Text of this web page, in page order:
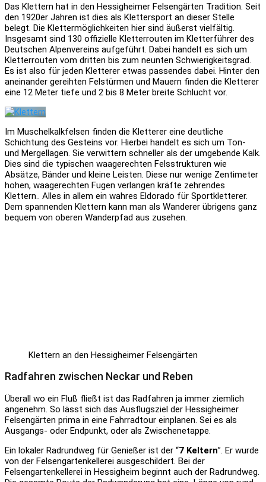
Das Klettern hat in den Hessigheimer Felsengärten Tradition. Seit
den 1920er Jahren ist dies als Klettersport an dieser Stelle
belegt. Die Klettermöglichkeiten hier sind äußerst vielfältig.
Insgesamt sind 130 offizielle Kletterrouten im Kletterführer des
Deutschen Alpenvereins aufgeführt. Dabei handelt es sich um
Kletterrouten vom dritten bis zum neunten Schwierigkeitsgrad.
Es ist also für jeden Kletterer etwas passendes dabei. Hinter den
aneinander gereihten Felstürmen und Mauern finden die Kletterer
eine 12 Meter tiefe und 2 bis 8 Meter breite Schlucht vor.
Im Muschelkalkfelsen finden die Kletterer eine deutliche
Schichtung des Gesteins vor. Hierbei handelt es sich um Ton-
und Mergellagen. Sie verwittern schneller als der umgebende Kalk.
Dies sind die typischen waagerechten Felsstrukturen wie
Absätze, Bänder und kleine Leisten. Diese nur wenige Zentimeter
hohen, waagerechten Fugen verlangen kräfte zehrendes
Klettern.. Alles in allem ein wahres Eldorado für Sportkletterer.
Dem spannenden Klettern kann man als Wanderer übrigens ganz
bequem von oberen Wanderpfad aus zusehen.
Klettern an den Hessigheimer Felsengärten
Radfahren zwischen Neckar und Reben
Überall wo ein Fluß fließt ist das Radfahren ja immer ziemlich
angenehm. So lässt sich das Ausflugsziel der Hessigheimer
Felsengärten prima in eine Fahrradtour einplanen. Sei es als
Ausgangs- oder Endpunkt, oder als Zwischenetappe.
Ein lokaler Radrundweg für Genießer ist der “7 Keltern”. Er wurde
von der Felsengartenkellerei ausgeschildert. Bei der
Felsengartenkellerei in Hessigheim beginnt auch der Radrundweg.